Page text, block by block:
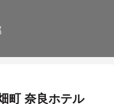
町 奈良ホテル